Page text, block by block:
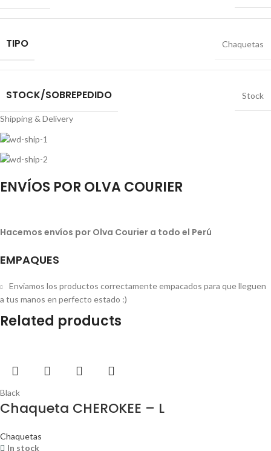
TIPO Chaquetas
STOCK/SOBREPEDIDO Stock
Shipping & Delivery
ENVÍOS POR OLVA COURIER
Hacemos envíos por Olva Courier a todo el Perú
EMPAQUES
Enviamos los productos correctamente empacados para que lleguen
a tus manos en perfecto estado :)
Related products
Black
Chaqueta CHEROKEE – L
Chaquetas
In stock